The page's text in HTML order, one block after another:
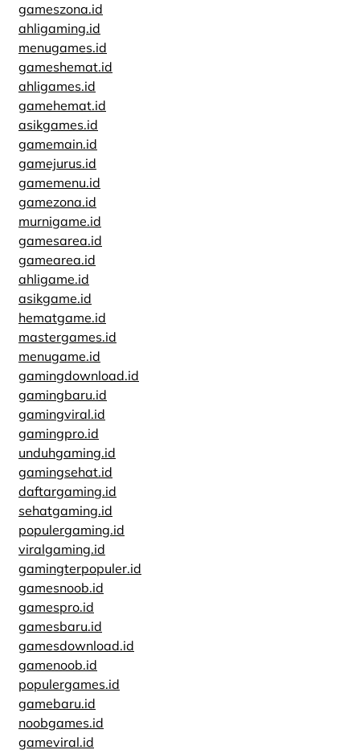
gameszona.id
ahligaming.id
menugames.id
gameshemat.id
ahligames.id
gamehemat.id
asikgames.id
gamemain.id
gamejurus.id
gamemenu.id
gamezona.id
murnigame.id
gamesarea.id
gamearea.id
ahligame.id
asikgame.id
hematgame.id
mastergames.id
menugame.id
gamingdownload.id
gamingbaru.id
gamingviral.id
gamingpro.id
unduhgaming.id
gamingsehat.id
daftargaming.id
sehatgaming.id
populergaming.id
viralgaming.id
gamingterpopuler.id
gamesnoob.id
gamespro.id
gamesbaru.id
gamesdownload.id
gamenoob.id
populergames.id
gamebaru.id
noobgames.id
gameviral.id